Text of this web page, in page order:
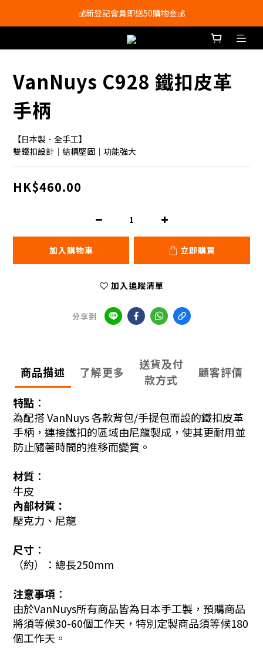
會員尊享購物滿$250即享免運費🚚
💰新登記會員即送50購物金💰
會員尊享購物滿$250即享免運費🚚
VanNuys C928 鐵扣皮革
手柄
【日本製．全手工】
雙鐵扣設計｜結構堅固｜功能強大
HK$460.00
加入購物車 立即購買
加入追蹤清單
分享到
商品描述 了解更多
送貨及付
款方式
顧客評價
特點︰
為配搭 VanNuys 各款背包/手提包而設的鐵扣皮革
手柄，連接鐵扣的區域由尼龍製成，使其更耐用並
防止隨著時間的推移而變質。
材質︰
牛皮
內部材質：
壓克力、尼龍
尺寸︰
（約）：總長250mm
注意事項︰
由於VanNuys所有商品皆為日本手工製，預購商品
將須等候30-60個工作天，特別定製商品須等候180
個工作天。